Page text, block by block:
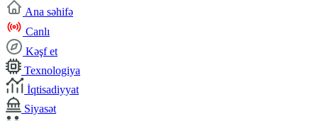
Ana səhifə
Canlı
Kəşf et
Texnologiya
İqtisadiyyat
Siyasət